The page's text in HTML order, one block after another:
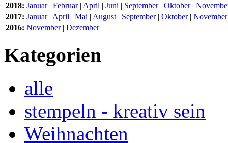
2018: Januar| Februar| April | Juni | September| Oktober|
2017: Januar| April | Mai | August | September| Oktober| November
2016: November| Dezember
Kategorien
alle
stempeln - kreativ sein
Weihnachten